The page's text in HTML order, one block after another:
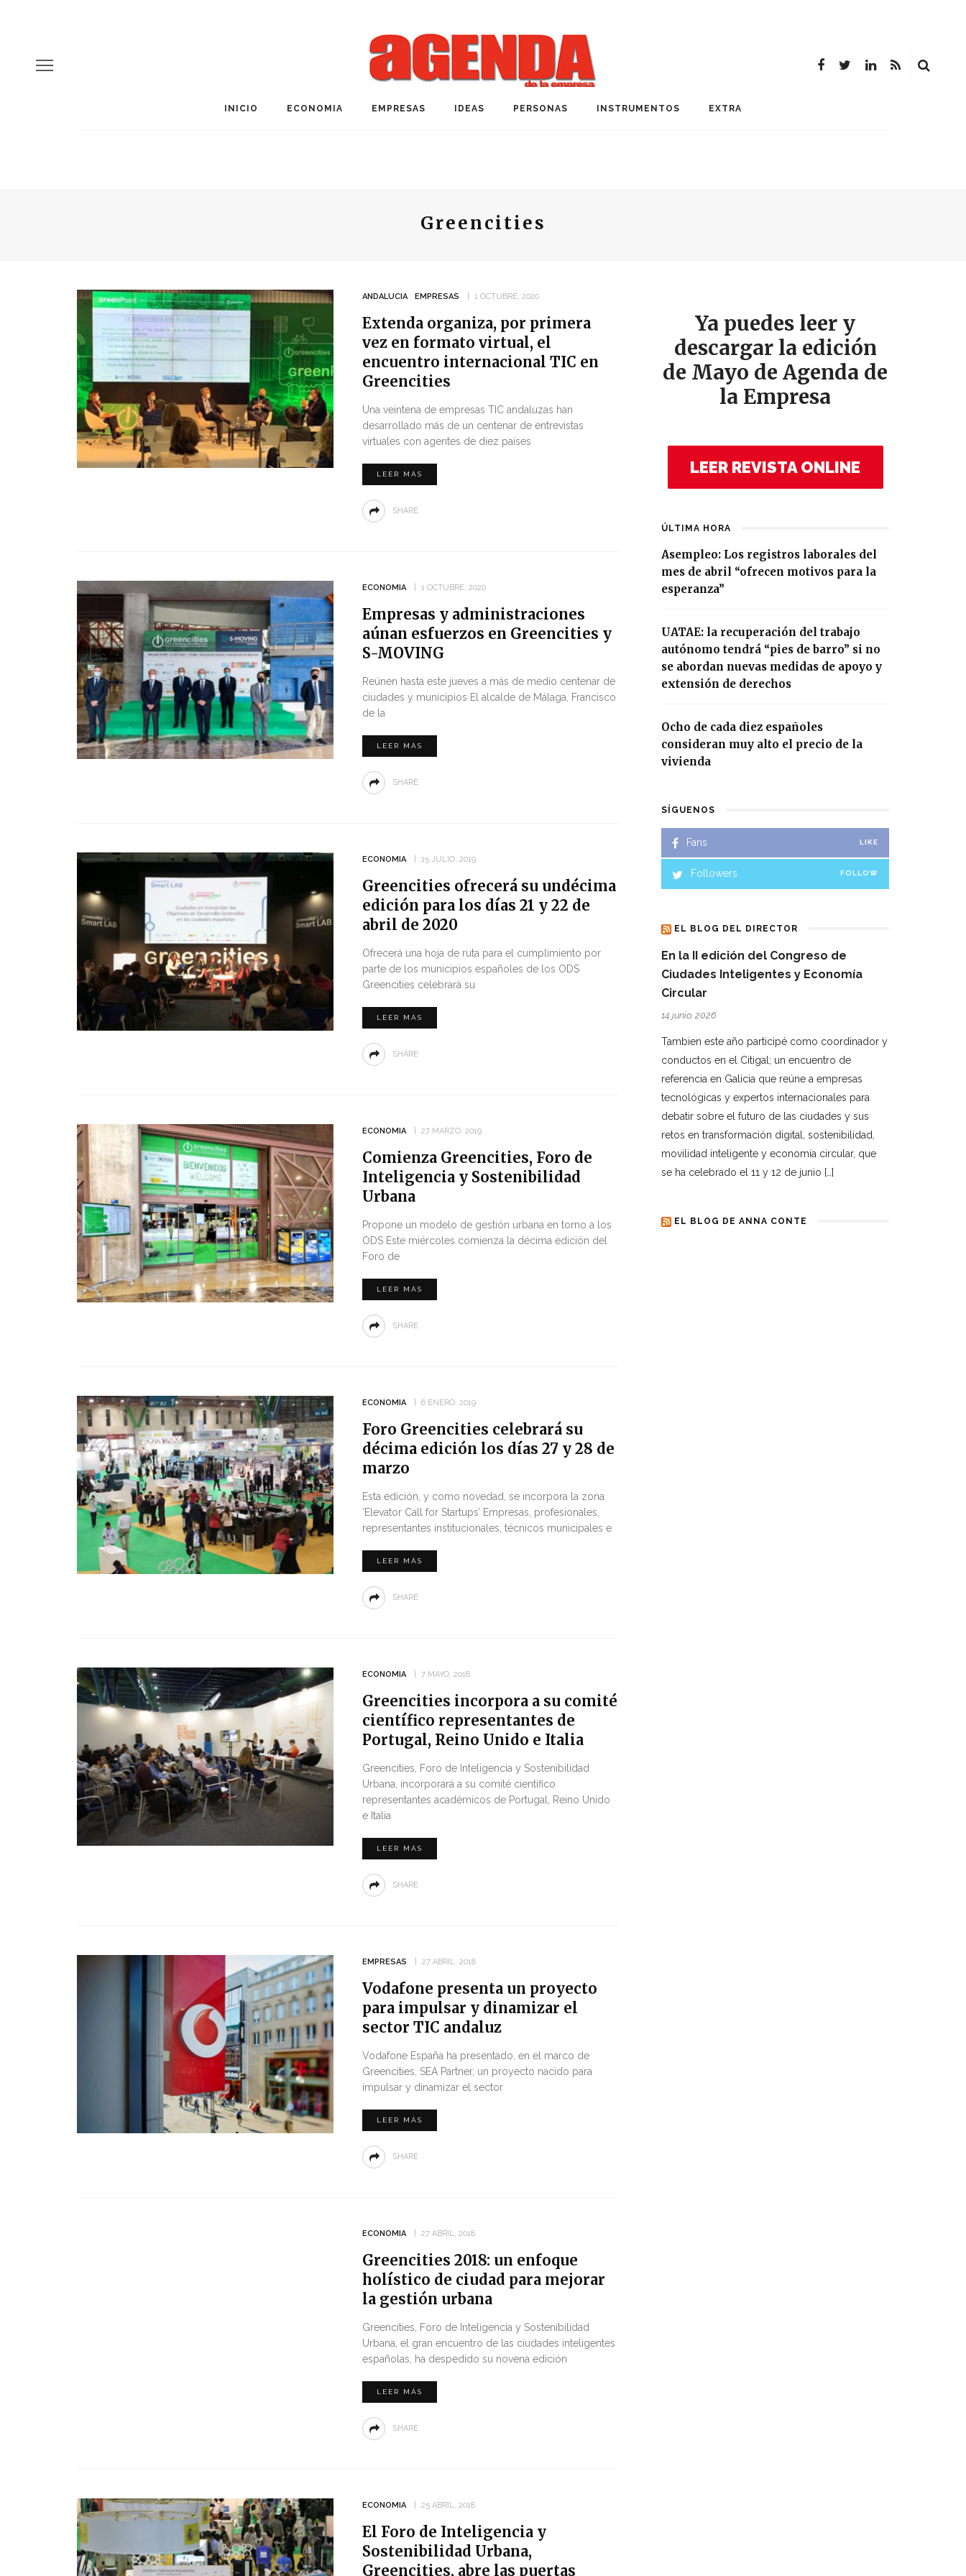
INICIO ECONOMIA EMPRESAS IDEAS PERSONAS INSTRUMENTOS EXTRA
Greencities
ANDALUCIA EMPRESAS 1 OCTUBRE, 2020
Extenda organiza, por primera
vez en formato virtual, el
encuentro internacional TIC en
Greencities
Una veintena de empresas TIC andaluzas han
desarrollado más de un centenar de entrevistas
virtuales con agentes de diez países
LEER MÁS
SHARE
ECONOMIA 1 OCTUBRE, 2020
Empresas y administraciones
aúnan esfuerzos en Greencities y
S-MOVING
Reúnen hasta este jueves a más de medio centenar de
ciudades y municipios El alcalde de Málaga, Francisco
de la
LEER MÁS
SHARE
ECONOMIA 15 JULIO, 2019
Greencities ofrecerá su undécima
edición para los días 21 y 22 de
abril de 2020
Ofrecerá una hoja de ruta para el cumplimiento por
parte de los municipios españoles de los ODS
Greencities celebrará su
LEER MÁS
SHARE
ECONOMIA 27 MARZO, 2019
Comienza Greencities, Foro de
Inteligencia y Sostenibilidad
Urbana
Propone un modelo de gestión urbana en torno a los
ODS Este miércoles comienza la décima edición del
Foro de
LEER MÁS
SHARE
ECONOMIA 6 ENERO, 2019
Foro Greencities celebrará su
décima edición los días 27 y 28 de
marzo
Esta edición, y como novedad, se incorpora la zona
‘Elevator Call for Startups’ Empresas, profesionales,
representantes institucionales, técnicos municipales e
LEER MÁS
SHARE
ECONOMIA 7 MAYO, 2018
Greencities incorpora a su comité
científico representantes de
Portugal, Reino Unido e Italia
Greencities, Foro de Inteligencia y Sostenibilidad
Urbana, incorporará a su comité científico
representantes académicos de Portugal, Reino Unido
e Italia
LEER MÁS
SHARE
EMPRESAS 27 ABRIL, 2018
Vodafone presenta un proyecto
para impulsar y dinamizar el
sector TIC andaluz
Vodafone España ha presentado, en el marco de
Greencities, SEA Partner, un proyecto nacido para
impulsar y dinamizar el sector
LEER MÁS
SHARE
ECONOMIA 27 ABRIL, 2018
Greencities 2018: un enfoque
holístico de ciudad para mejorar
la gestión urbana
Greencities, Foro de Inteligencia y Sostenibilidad
Urbana, el gran encuentro de las ciudades inteligentes
españolas, ha despedido su novena edición
LEER MÁS
SHARE
ECONOMIA 25 ABRIL, 2018
El Foro de Inteligencia y
Sostenibilidad Urbana,
Greencities, abre las puertas
Ya puedes leer y
descargar la edición
de Mayo de Agenda de
la Empresa
LEER REVISTA ONLINE
ÚLTIMA HORA
Asempleo: Los registros laborales del
mes de abril “ofrecen motivos para la
esperanza”
UATAE: la recuperación del trabajo
autónomo tendrá “pies de barro” si no
se abordan nuevas medidas de apoyo y
extensión de derechos
Ocho de cada diez españoles
consideran muy alto el precio de la
vivienda
SÍGUENOS
Fans LIKE
Followers FOLLOW
EL BLOG DEL DIRECTOR
En la II edición del Congreso de
Ciudades Inteligentes y Economía
Circular
14 junio, 2026
Tambien este año participé como coordinador y
conductos en el Citigal; un encuentro de
referencia en Galicia que reúne a empresas
tecnológicas y expertos internacionales para
debatir sobre el futuro de las ciudades y sus
retos en transformación digital, sostenibilidad,
movilidad inteligente y economía circular, que
se ha celebrado el 11 y 12 de junio […]
EL BLOG DE ANNA CONTE